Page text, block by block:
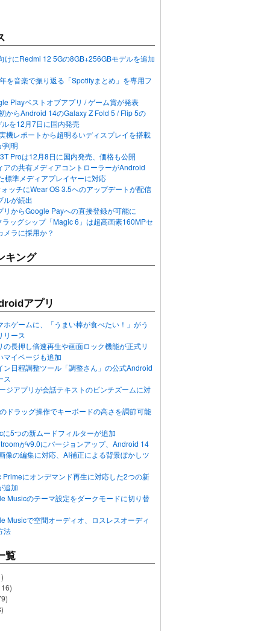
けにRedmi 12 5Gの8GB+256GBモデルを追加
を音楽で振り返る「Spotifyまとめ」を専用フ
Playベストオブアプリ / ゲーム賞が発表
からAndroid 14のGalaxy Z Fold 5 / Flip 5の
を12月7日に国内発売
機レポートから超明るいディスプレイを搭載
判明
Proは12月8日に国内発売、価格も公開
アの共有メディアコントローラーがAndroid
標準メディアプレイヤーに対応
ッチにWear OS 3.5へのアップデートが配信
ルが続出
リからGoogle Payへの直接登録が可能に
ッグシップ「Magic 6」は超高画素160MPセ
メラに採用か？
キング
アプリ
ホゲームに、「うまい棒が食べたい！」がう
リース
の長押し倍速再生や画面ロック機能が正式リ
マイページも追加
ン日程調整ツール「調整さん」の公式Android
ス
ジアプリが会話テキストのピンチズームに対
ドラッグ操作でキーボードの高さを調節可能
に5つの新ムードフィルターが追加
がv9.0にバージョンアップ、Android 14
像の編集に対応、AI補正による背景ぼかしツ
Primeにオンデマンド再生に対応した2つの新
追加
Musicのテーマ設定をダークモードに切り替
Musicで空間オーディオ、ロスレスオーディ
法
覧